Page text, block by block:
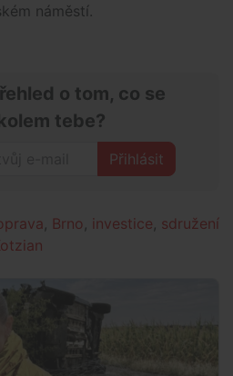
náměstí.
o tom, co se
tebe?
Přihlásit
Brno investice sdružení